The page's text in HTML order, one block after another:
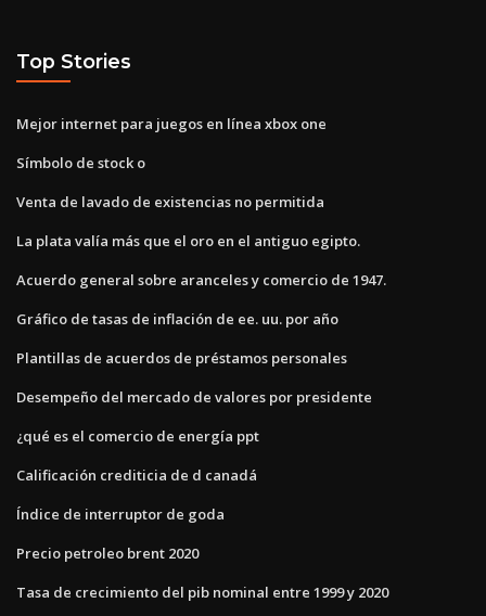
Top Stories
Mejor internet para juegos en línea xbox one
Símbolo de stock o
Venta de lavado de existencias no permitida
La plata valía más que el oro en el antiguo egipto.
Acuerdo general sobre aranceles y comercio de 1947.
Gráfico de tasas de inflación de ee. uu. por año
Plantillas de acuerdos de préstamos personales
Desempeño del mercado de valores por presidente
¿qué es el comercio de energía ppt
Calificación crediticia de d canadá
Índice de interruptor de goda
Precio petroleo brent 2020
Tasa de crecimiento del pib nominal entre 1999 y 2020